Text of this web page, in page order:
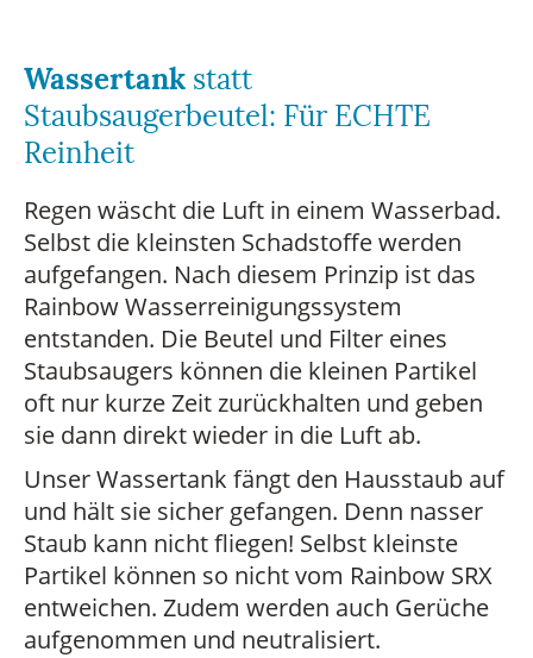
Wassertank statt
Staubsaugerbeutel: Für ECHTE
Reinheit
Regen wäscht die Luft in einem Wasserbad.
Selbst die kleinsten Schadstoffe werden
aufgefangen. Nach diesem Prinzip ist das
Rainbow Wasserreinigungssystem
entstanden. Die Beutel und Filter eines
Staubsaugers können die kleinen Partikel
oft nur kurze Zeit zurückhalten und geben
sie dann direkt wieder in die Luft ab.
Unser Wassertank fängt den Hausstaub auf
und hält sie sicher gefangen. Denn nasser
Staub kann nicht fliegen! Selbst kleinste
Partikel können so nicht vom Rainbow SRX
entweichen. Zudem werden auch Gerüche
aufgenommen und neutralisiert.